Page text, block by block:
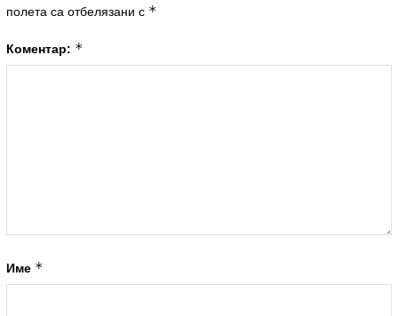
полета са отбелязани с *
Коментар: *
Име *